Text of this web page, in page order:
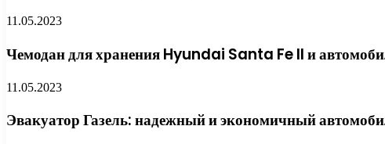
11.05.2023
Чемодан для хранения Hyundai Santa Fe II и
11.05.2023
Эвакуатор Газель: надежный и экономичный